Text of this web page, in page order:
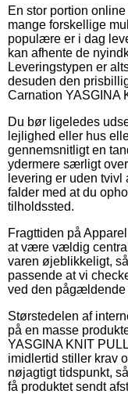
En stor portion
mange forskellige
populære er i dag
kan afhente de
Leveringstypen er
desuden den
Carnation YASGINA
Du bør ligeledes
lejlighed eller hus
gennemsnitligt en
ydermere særligt
levering er uden tvivl
falder med at du
tilholdssted.
Fragttiden på
at være vældig
varen øjeblikkeligt,
passende at vi
ved den pågældende
Størstedelen af
på en masse
YASGINA KNIT
imidlertid stiller krav
nøjagtigt tidspunkt,
få produktet sendt